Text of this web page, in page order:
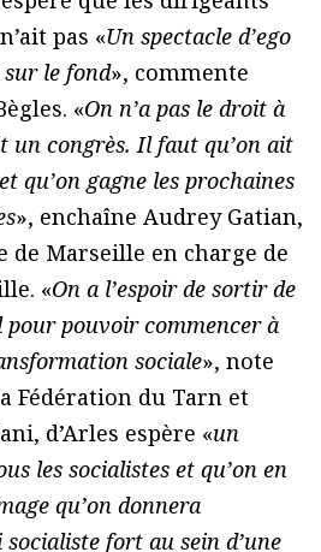
pas «Un spectacle d’ego
le fond», commente
«On n’a pas le droit à
un congrès. Il faut qu’on ait
qu’on gagne les prochaines
», enchaîne Audrey Gatian,
de Marseille en charge de
«On a l’espoir de sortir de
pour pouvoir commencer à
sociale», note
Fédération du Tarn et
d’Arles espère «un
les socialistes et qu’on en
qu’on donnera
fort au sein d’une